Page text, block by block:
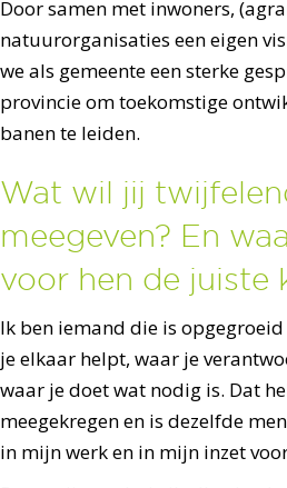
Door samen met inwoners,
natuurorganisaties een eigen
we als gemeente een sterke
provincie om toekomstige
banen te leiden.
Wat wil jij
meegeven? En
voor hen de juiste
Ik ben iemand die is
je elkaar helpt, waar je
waar je doet wat nodig is. Dat
meegekregen en is dezelfde
in mijn werk en in mijn inzet